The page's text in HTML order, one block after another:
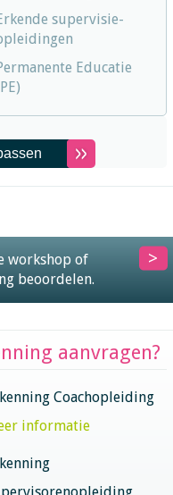
supervisie-
Educatie
workshop of
beoordelen.
aanvragen?
Coachopleiding
informatie